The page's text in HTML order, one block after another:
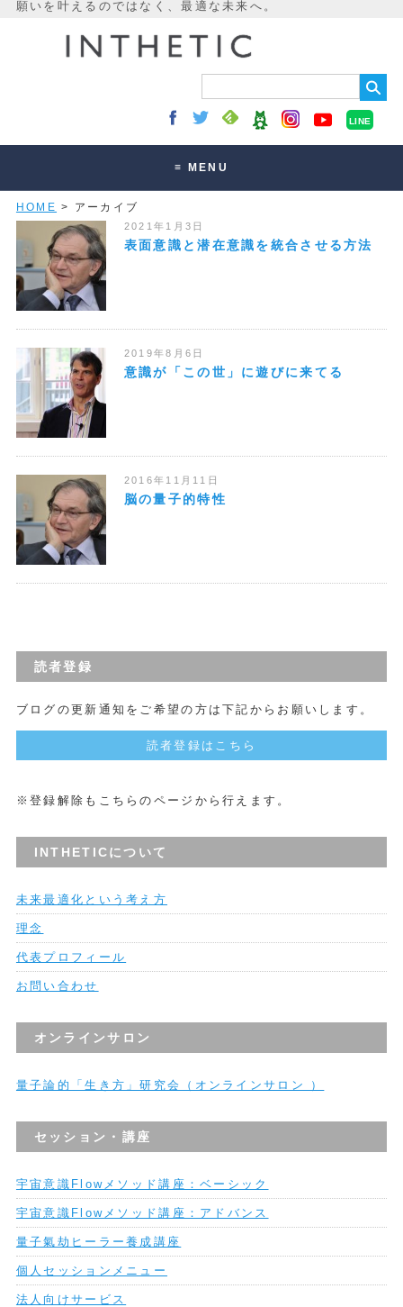
LINE
≡ MENU
講座・セッション
オンラインサロン
HOME > アーカイブ
2021年1月3日
表面意識と潜在意識を統合させる方法
2019年8月6日
意識が「この世」に遊びに来てる
2016年11月11日
脳の量子的特性
読者登録
ブログの更新通知をご希望の方は下記からお願いします。
読者登録はこちら
※登録解除もこちらのページから行えます。
INTHETICについて
未来最適化という考え方
理念
代表プロフィール
お問い合わせ
オンラインサロン
量子論的「生き方」研究会（オンラインサロン ）
セッション・講座
宇宙意識Flowメソッド講座：ベーシック
宇宙意識Flowメソッド講座：アドバンス
量子氣劫ヒーラー養成講座
個人セッションメニュー
法人向けサービス